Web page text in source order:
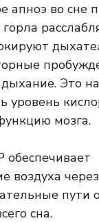
апноэ во сне
дыхание. Это
уровень
мозга.
обеспечивает
воздуха
пути
сна.